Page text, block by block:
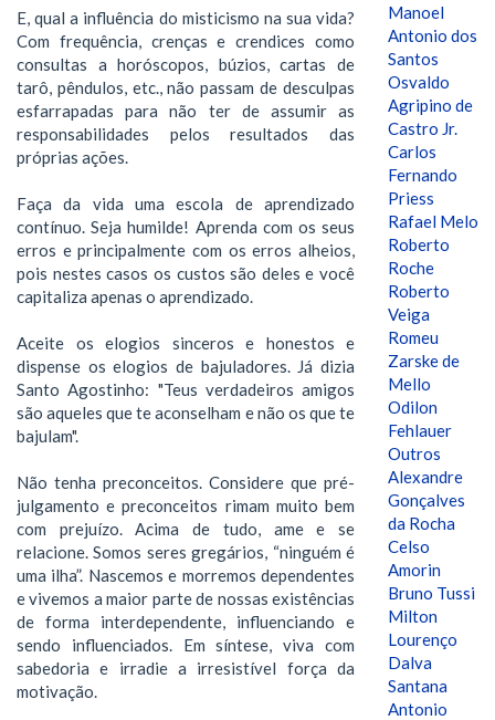
E, qual a influência do misticismo na sua vida?
Com frequência, crenças e crendices como
consultas a horóscopos, búzios, cartas de
tarô, pêndulos, etc., não passam de desculpas
esfarrapadas para não ter de assumir as
responsabilidades pelos resultados das
próprias ações.
Faça da vida uma escola de aprendizado
contínuo. Seja humilde! Aprenda com os seus
erros e principalmente com os erros alheios,
pois nestes casos os custos são deles e você
capitaliza apenas o aprendizado.
Aceite os elogios sinceros e honestos e
dispense os elogios de bajuladores. Já dizia
Santo Agostinho: "Teus verdadeiros amigos
são aqueles que te aconselham e não os que te
bajulam".
Não tenha preconceitos. Considere que pré-
julgamento e preconceitos rimam muito bem
com prejuízo. Acima de tudo, ame e se
relacione. Somos seres gregários, “ninguém é
uma ilha”. Nascemos e morremos dependentes
e vivemos a maior parte de nossas existências
de forma interdependente, influenciando e
sendo influenciados. Em síntese, viva com
sabedoria e irradie a irresistível força da
motivação.
Manoel
Antonio dos
Santos
Osvaldo
Agripino de
Castro Jr.
Carlos
Fernando
Priess
Rafael Melo
Roberto
Roche
Roberto
Veiga
Romeu
Zarske de
Mello
Odilon
Fehlauer
Outros
Alexandre
Gonçalves
da Rocha
Celso
Amorin
Bruno Tussi
Milton
Lourenço
Dalva
Santana
Antonio